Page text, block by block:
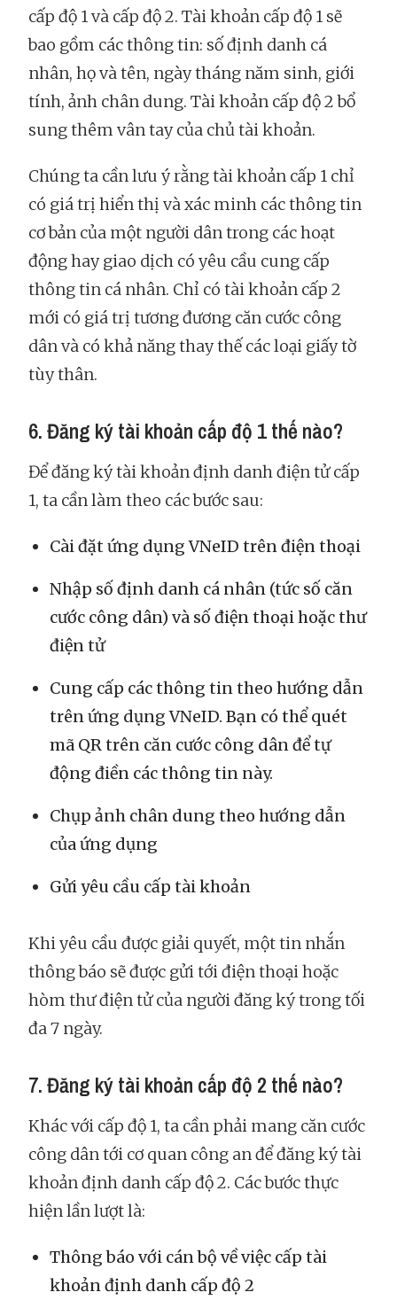
cấp độ 1 và cấp độ 2. Tài khoản cấp độ 1 sẽ
bao gồm các thông tin: số định danh cá
nhân, họ và tên, ngày tháng năm sinh, giới
tính, ảnh chân dung. Tài khoản cấp độ 2 bổ
sung thêm vân tay của chủ tài khoản.
Chúng ta cần lưu ý rằng tài khoản cấp 1 chỉ
có giá trị hiển thị và xác minh các thông tin
cơ bản của một người dân trong các hoạt
động hay giao dịch có yêu cầu cung cấp
thông tin cá nhân. Chỉ có tài khoản cấp 2
mới có giá trị tương đương căn cước công
dân và có khả năng thay thế các loại giấy tờ
tùy thân.
6. Đăng ký tài khoản cấp độ 1 thế nào?
Để đăng ký tài khoản định danh điện tử cấp
1, ta cần làm theo các bước sau:
Cài đặt ứng dụng VNeID trên điện thoại
Nhập số định danh cá nhân (tức số căn
cước công dân) và số điện thoại hoặc thư
điện tử
Cung cấp các thông tin theo hướng dẫn
trên ứng dụng VNeID. Bạn có thể quét
mã QR trên căn cước công dân để tự
động điền các thông tin này.
Chụp ảnh chân dung theo hướng dẫn
của ứng dụng
Gửi yêu cầu cấp tài khoản
Khi yêu cầu được giải quyết, một tin nhắn
thông báo sẽ được gửi tới điện thoại hoặc
hòm thư điện tử của người đăng ký trong tối
đa 7 ngày.
7. Đăng ký tài khoản cấp độ 2 thế nào?
Khác với cấp độ 1, ta cần phải mang căn cước
công dân tới cơ quan công an để đăng ký tài
khoản định danh cấp độ 2. Các bước thực
hiện lần lượt là:
Thông báo với cán bộ về việc cấp tài
khoản định danh cấp độ 2